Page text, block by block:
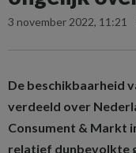
3 november 2022, 11:21
De beschikbaarheid
verdeeld over
Consument & Markt
relatief dunbevolkte